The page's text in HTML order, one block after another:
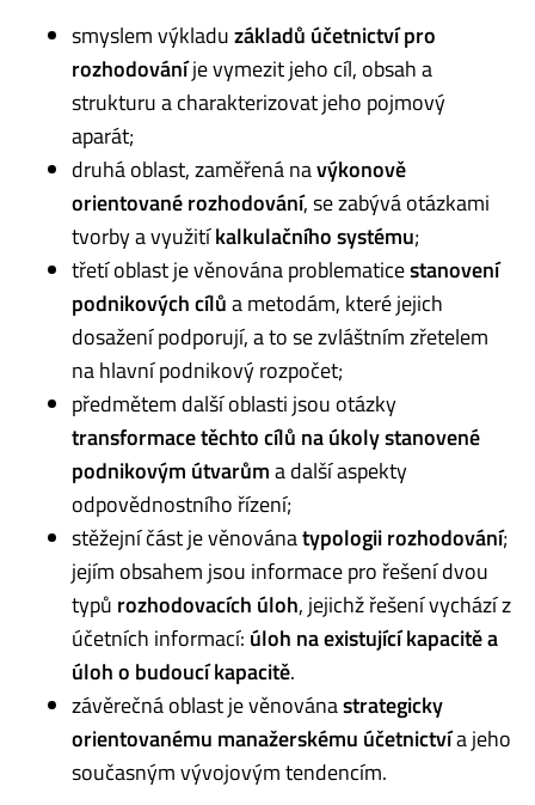
smyslem výkladuzákladů účetnictví pro
rozhodováníje vymezit jeho cíl, obsah a
strukturu a charakterizovat jeho pojmový
aparát;
druhá oblast, zaměřená navýkonově
orientované rozhodování, se zabývá otázkami
tvorby a využitíkalkulačního systému;
třetí oblast je věnována problematicestanovení
podnikových cílůa metodám, které jejich
dosažení podporují, a to se zvláštním zřetelem
na hlavní podnikový rozpočet;
předmětem další oblasti jsou otázky
transformace těchto cílů na úkoly stanovené
podnikovým útvarůma další aspekty
odpovědnostního řízení;
stěžejní část je věnovánatypologii rozhodování;
jejím obsahem jsou informace pro řešení dvou
typů rozhodovacích úloh, jejichž řešení vychází z
účetních informací: úloh na existující kapacitě a
úloh o budoucí kapacitě.
závěrečná oblast je věnovánastrategicky
orientovanému manažerskému účetnictvía jeho
současným vývojovým tendencím.